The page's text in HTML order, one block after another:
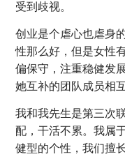
受到歧视。
创业是个虐心也虐身
性那么好，但是女性
偏保守，注重稳健发
她互补的团队成员相
我和我先生是第三次
配，干活不累。我属
健型的个性，我们擅